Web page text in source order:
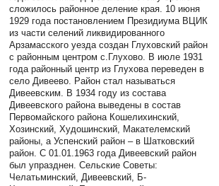
сложилось районное деление края. 10 июня
1929 года постановлением Президиума ВЦИК
из части селений ликвидированного
Арзамасского уезда создан Глуховский район
с районным центром с.Глухово. В июле 1931
года районный центр из Глухова переведен в
село Дивеево. Район стал называться
Дивеевским. В 1934 году из состава
Дивеевского района выведены в состав
Первомайского района Кошелихинский,
Хозинский, Худошинский, Макателемский
районы, а Успенский район – в Шатковский
район. С 01.01.1963 года Дивеевский район
был упразднен. Сельские Советы:
Челатьминский, Дивеевский, Б-